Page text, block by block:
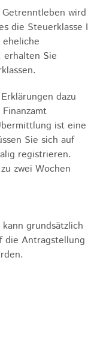
e.V.
wird
die Steuerklasse I
erhalten Sie
dazu
Finanzamt
ist eine
Sie sich auf
registrieren.
zwei Wochen
grundsätzlich
die Antragstellung